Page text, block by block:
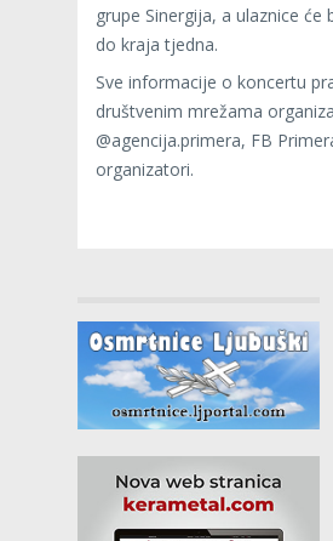
grupe Sinergija, a ulaznice će
do kraja tjedna.
Sve informacije o koncertu
društvenim mrežama
@agencija.primera, FB
organizatori.